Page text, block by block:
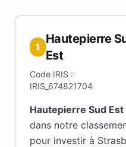
1
Hautepierre
Est
Code IRIS :
IRIS_674821704
Hautepierre Sud Est
dans notre
pour investir à